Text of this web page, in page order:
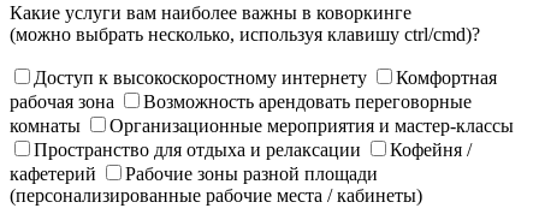
Какие услуги вам наиболее важны в коворкинге
(можно выбрать несколько, используя клавишу ctrl/cmd)?
Доступ к высокоскоростному интернету
Комфортная
рабочая зона
Возможность арендовать переговорные
комнаты
Организационные мероприятия и мастер-классы
Пространство для отдыха и релаксации
Кофейня /
кафетерий
Рабочие зоны разной площади
(персонализированные рабочие места / кабинеты)